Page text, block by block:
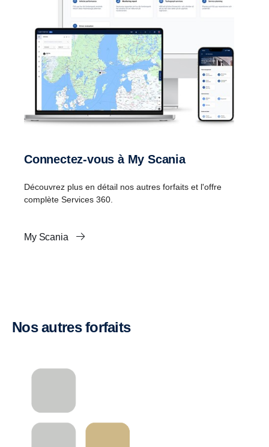
Connectez-vous à My Scania
Découvrez plus en détail nos autres forfaits et l'offre
complète Services 360.
My Scania
Nos autres forfaits